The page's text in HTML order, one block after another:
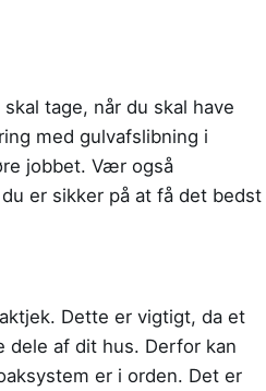
tage, når du skal have
med gulvafslibning i
jobbet. Vær også
er sikker på at få det bedst
Dette er vigtigt, da et
dele af dit hus. Derfor kan
er i orden. Det er